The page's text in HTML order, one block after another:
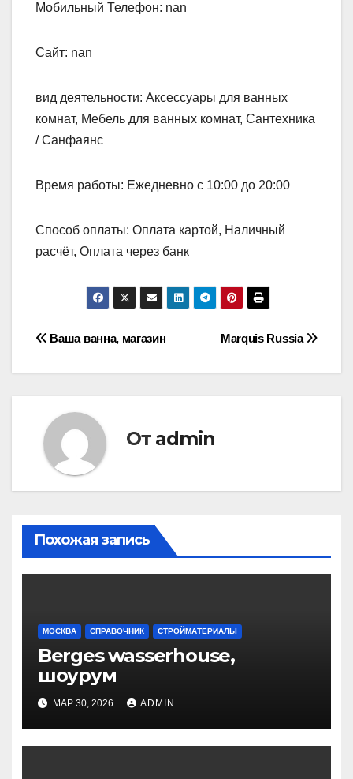
Мобильный Телефон: nan
Сайт: nan
вид деятельности: Аксессуары для ванных
комнат, Мебель для ванных комнат, Сантехника
/ Санфаянс
Время работы: Ежедневно с 10:00 до 20:00
Способ оплаты: Оплата картой, Наличный
расчёт, Оплата через банк
Навигация
по
записям
Marquis Russia
Ваша ванна, магазин
От admin
Похожая запись
МОСКВА СПРАВОЧНИК СТРОЙМАТЕРИАЛЫ
Berges wasserhouse,
шоурум
МАР 30, 2026 ADMIN